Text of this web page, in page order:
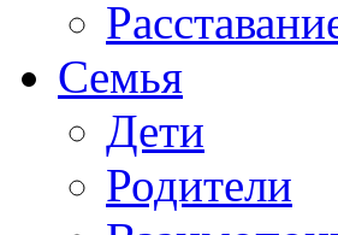
Семья
Дети
Родители